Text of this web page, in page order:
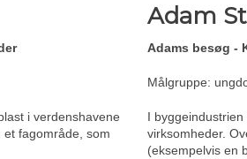
i verdenshavene
fagområde, som
Adam
Adams besøg -
Målgruppe:
I
virksomheder.
(eksempelvis en